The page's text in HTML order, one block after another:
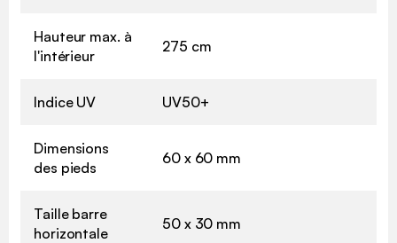
Hauteur max. à
l'intérieur
275 cm
Indice UV UV50+
Dimensions
des pieds
60 x 60 mm
Taille barre
horizontale
50 x 30 mm